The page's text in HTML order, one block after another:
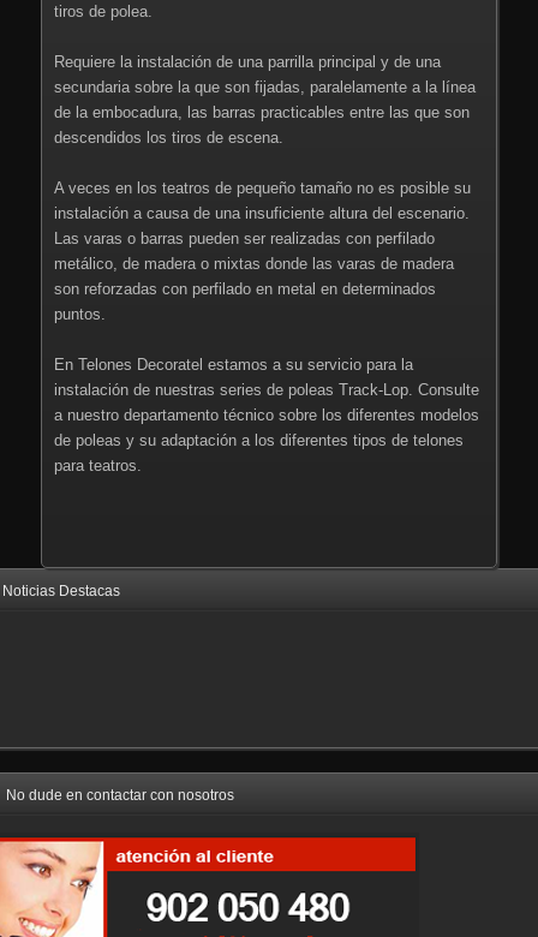
tiros de polea.
Requiere la instalación de una parrilla principal y de una
secundaria sobre la que son fijadas, paralelamente a la línea
de la embocadura, las barras practicables entre las que son
descendidos los tiros de escena.
A veces en los teatros de pequeño tamaño no es posible su
instalación a causa de una insuficiente altura del escenario.
Las varas o barras pueden ser realizadas con perfilado
metálico, de madera o mixtas donde las varas de madera
son reforzadas con perfilado en metal en determinados
puntos.
En Telones Decoratel estamos a su servicio para la
instalación de nuestras series de poleas Track-Lop. Consulte
a nuestro departamento técnico sobre los diferentes modelos
de poleas y su adaptación a los diferentes tipos de telones
para teatros.
Noticias Destacas
No dude en contactar con nosotros